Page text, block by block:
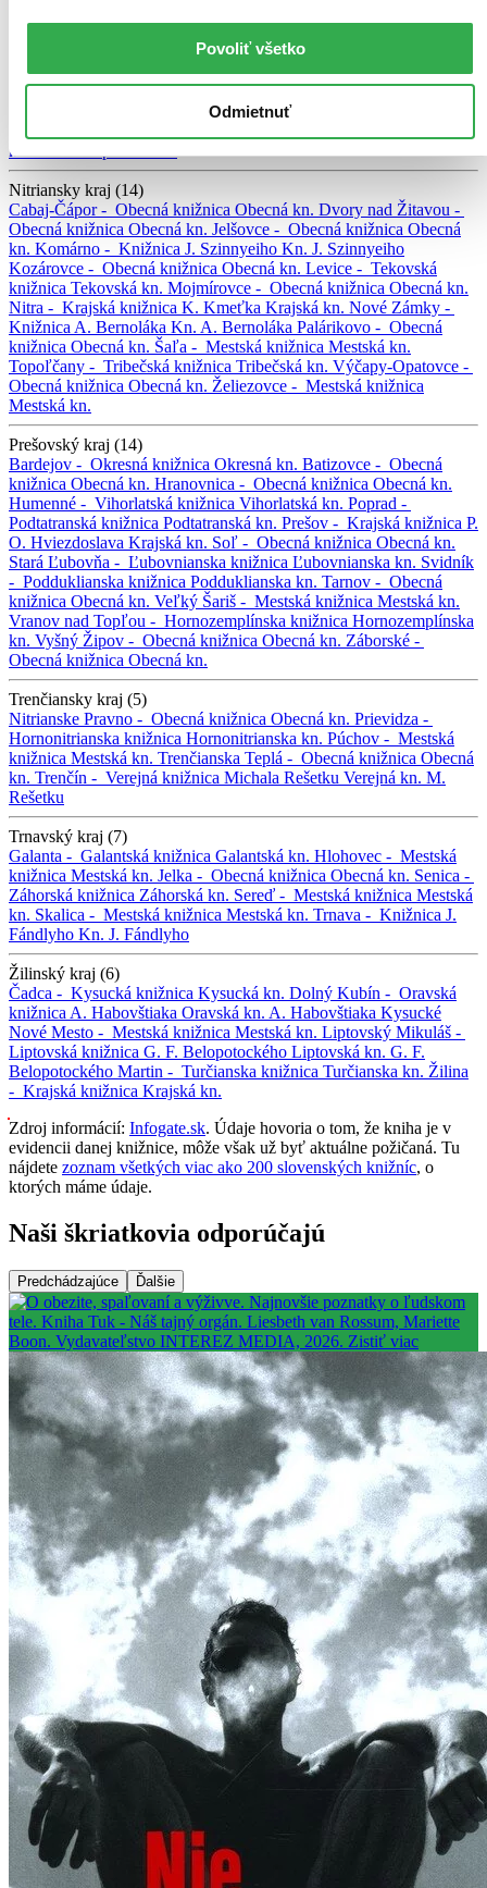
Povoliť všetko
Odmietnuť
Knižnica pre mládež Kn. pre mládež
Kultúrne centrum Medzibodrožia a Použia Kult. cent.
Medzibodrožia a Použia Michalovce -Zemplínska knižnica G.
Zemplínska kn. G. Zvonického
knižnica
Nitriansky kraj (14)
Cabaj-Čápor - Obecná knižnica Obecná kn. Dvory nad Žitavou -
Obecná knižnica Obecná kn. Jelšovce - Obecná knižnica Obecná
kn. Komárno - Knižnica J. Szinnyeiho Kn. J. Szinnyeiho
Kozárovce - Obecná knižnica Obecná kn. Levice - Tekovská
knižnica Tekovská kn. Mojmírovce - Obecná knižnica Obecná kn.
Nitra - Krajská knižnica K. Kmeťka Krajská kn. Nové Zámky -
Knižnica A. Bernoláka Kn. A. Bernoláka Palárikovo - Obecná
knižnica Obecná kn. Šaľa - Mestská knižnica Mestská kn.
Topoľčany - Tribečská knižnica Tribečská kn. Výčapy-Opatovce -
Obecná knižnica Obecná kn. Želiezovce - Mestská knižnica
Mestská kn.
Prešovský kraj (14)
Bardejov - Okresná knižnica Okresná kn. Batizovce - Obecná
knižnica Obecná kn. Hranovnica - Obecná knižnica Obecná kn.
Humenné - Vihorlatská knižnica Vihorlatská kn. Poprad -
Podtatranská knižnica Podtatranská kn. Prešov - Krajská knižnica P.
O. Hviezdoslava Krajská kn. Soľ - Obecná knižnica Obecná kn.
Stará Ľubovňa - Ľubovnianska knižnica Ľubovnianska kn. Svidník
- Podduklianska knižnica Podduklianska kn. Tarnov - Obecná
knižnica Obecná kn. Veľký Šariš - Mestská knižnica Mestská kn.
Vranov nad Topľou - Hornozemplínska knižnica Hornozemplínska
kn. Vyšný Žipov - Obecná knižnica Obecná kn. Záborské -
Obecná knižnica Obecná kn.
Trenčiansky kraj (5)
Nitrianske Pravno - Obecná knižnica Obecná kn. Prievidza -
Hornonitrianska knižnica Hornonitrianska kn. Púchov - Mestská
knižnica Mestská kn. Trenčianska Teplá - Obecná knižnica Obecná
kn. Trenčín - Verejná knižnica Michala Rešetku Verejná kn. M.
Rešetku
Trnavský kraj (7)
Galanta - Galantská knižnica Galantská kn. Hlohovec - Mestská
knižnica Mestská kn. Jelka - Obecná knižnica Obecná kn. Senica -
Záhorská knižnica Záhorská kn. Sereď - Mestská knižnica Mestská
kn. Skalica - Mestská knižnica Mestská kn. Trnava - Knižnica J.
Fándlyho Kn. J. Fándlyho
Žilinský kraj (6)
Čadca - Kysucká knižnica Kysucká kn. Dolný Kubín - Oravská
knižnica A. Habovštiaka Oravská kn. A. Habovštiaka Kysucké
Nové Mesto - Mestská knižnica Mestská kn. Liptovský Mikuláš -
Liptovská knižnica G. F. Belopotockého Liptovská kn. G. F.
Belopotockého Martin - Turčianska knižnica Turčianska kn. Žilina
- Krajská knižnica Krajská kn.
Zdroj informácií: Infogate.sk. Údaje hovoria o tom, že kniha je v
evidencii danej knižnice, môže však už byť aktuálne požičaná. Tu
nájdete zoznam všetkých viac ako 200 slovenských knižníc, o
ktorých máme údaje.
Naši škriatkovia odporúčajú
Predchádzajúce Ďalšie